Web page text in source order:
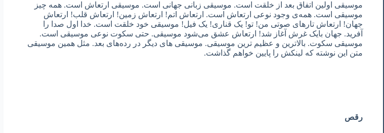
موسیقی اولین اتفاق بعد از خلقت است. موسیقی زبانی جهانی است. موسیقی ارتعاش است. همه چیز
موسیقی است. همه‌ی وجود نوعی ارتعاش است. ارتعاش اتم! ارتعاش زمین! ارتعاش قلب! ارتعاش
جهان! ارتعاش تارهای صوتی من! تو! یک قناری! یک فیل! موسیقی خود خلقت است. خدا اول صدا را
آفرید. جهان بایک غرش آغاز شد! ارتعاش عشق می‌شود موسیقی. حتی سکوت نوعی موسیقی است.
موسیقی سکوت. بالاترین و عظیم ترین موسیقی. موسیقی های دیگر در رده‌های بعد. مثل همین موسیقی
متن این نوشته که لینکش را پایین خواهم گذاشت.
رقص